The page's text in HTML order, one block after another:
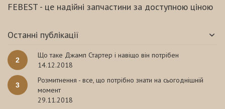
FEBEST - це надійні запчастини за доступною ціною
Останні публікації
2
Що таке Джамп Стартер і навіщо він потрібен
14.12.2018
3
Розмитнення - все, що потрібно знати на сьогоднішній
момент
29.11.2018